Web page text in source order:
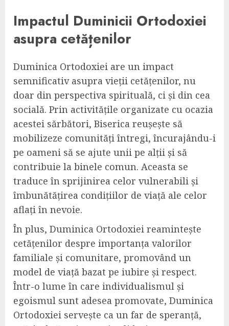
Impactul Duminicii Ortodoxiei
asupra cetățenilor
Duminica Ortodoxiei are un impact
semnificativ asupra vieții cetățenilor, nu
doar din perspectiva spirituală, ci și din cea
socială. Prin activitățile organizate cu ocazia
acestei sărbători, Biserica reușește să
mobilizeze comunități întregi, încurajându-i
pe oameni să se ajute unii pe alții și să
contribuie la binele comun. Aceasta se
traduce în sprijinirea celor vulnerabili și
îmbunătățirea condițiilor de viață ale celor
aflați în nevoie.
În plus, Duminica Ortodoxiei reamintește
cetățenilor despre importanța valorilor
familiale și comunitare, promovând un
model de viață bazat pe iubire și respect.
Într-o lume în care individualismul și
egoismul sunt adesea promovate, Duminica
Ortodoxiei servește ca un far de speranță,